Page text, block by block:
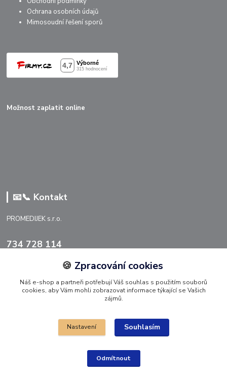
Ochrana osobních údajů
Mimosoudní řešení sporů
Možnost zaplatit online
📧📞 Kontakt
PROMEDIJEK s.r.o.
734 728 114
info@promedijek.cz
Upravit sběr cookies 🍪.
© 2026 PROMEDIJEK s.r.o.
🍪 Zpracování cookies
Náš e-shop a partneři potřebují Váš souhlas s použitím souborů
cookies, aby Vám mohli zobrazovat informace týkající se Vašich
zájmů.
Nastavení Souhlasím
Odmítnout